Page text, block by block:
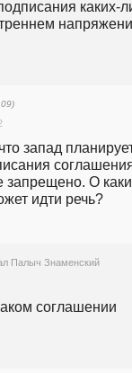
каких-
запад
запрещено. О
идти речь?
Палыч Знаменский
соглашении